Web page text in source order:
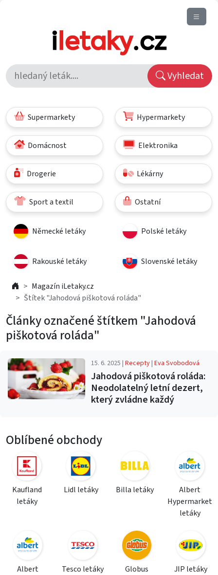
Vyhledat
Supermarkety Hypermarkety
Domácnost Elektronika
Drogerie Lékárny
Sport a textil Ostatní
Německé letáky Polské letáky
Rakouské letáky Slovenské letáky
Magazín iLetaky.cz
Štítek "Jahodová piškotová roláda"
Články označené štítkem "Jahodová
piškotová roláda"
15. 6. 2025 |Recepty|Eva Svobodová
Jahodová piškotová roláda:
Neodolatelný letní dezert,
který zvládne každý
Oblíbené obchody
Kaufland
letáky
Lidl letáky Billa letáky
Albert
Hypermarket
letáky
Albert
Tesco letáky
Globus
JIP letáky